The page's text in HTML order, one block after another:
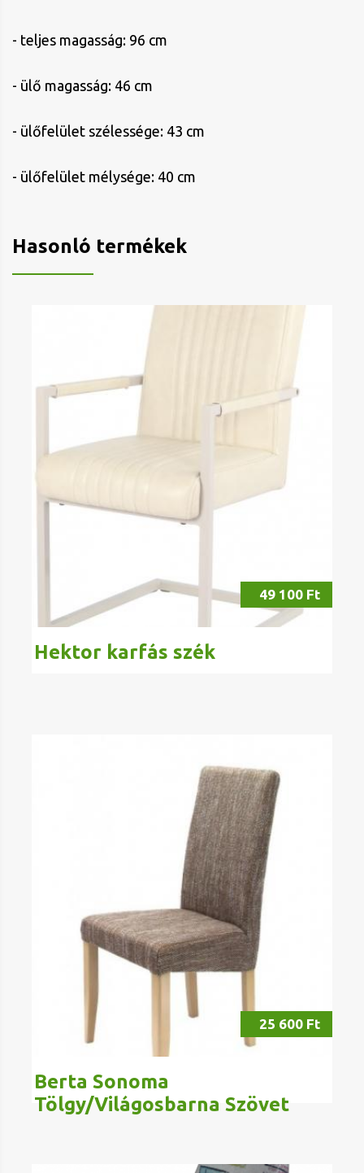
- teljes magasság: 96 cm
- ülő magasság: 46 cm
- ülőfelület szélessége: 43 cm
- ülőfelület mélysége: 40 cm
Hasonló termékek
49 100 Ft
Hektor karfás szék
25 600 Ft
Berta Sonoma
Tölgy/Világosbarna Szövet